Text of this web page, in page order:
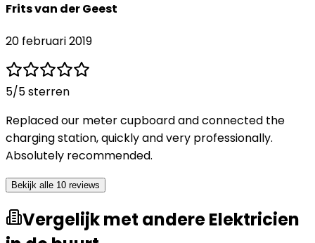
Frits van der Geest
20 februari 2019
5/5 sterren
Replaced our meter cupboard and connected the
charging station, quickly and very professionally.
Absolutely recommended.
Bekijk alle 10 reviews
Vergelijk met andere Elektricien